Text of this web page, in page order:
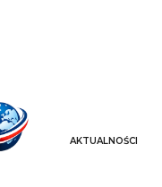
AKTUALNOŚCI